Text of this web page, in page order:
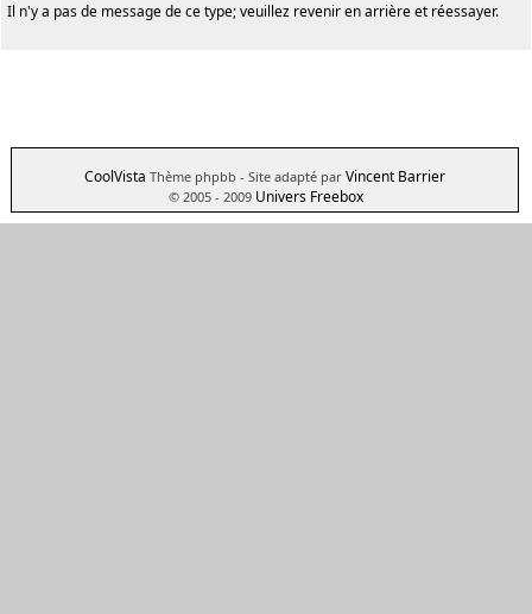
Il n'y a pas de message de ce type; veuillez revenir en arrière et réessayer.
CoolVista Thème phpbb - Site adapté par Vincent Barrier
© 2005 - 2009 Univers Freebox